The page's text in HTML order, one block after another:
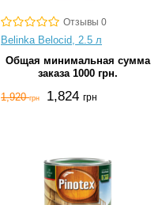
Отзывы 0
Belinka Belocid, 2.5 л
Общая минимальная сумма
заказа 1000 грн.
1,920грн 1,824 грн